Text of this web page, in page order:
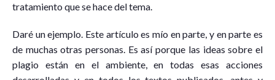
tratamiento que se hace del tema.
Daré un ejemplo. Este artículo es mío en parte, y en parte es
de muchas otras personas. Es así porque las ideas sobre el
plagio están en el ambiente, en todas esas acciones